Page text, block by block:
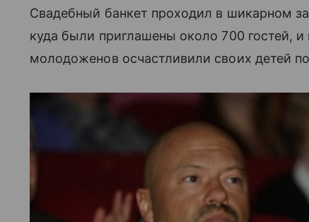
Свадебный банкет проходил в шикарном
куда были приглашены около 700 гостей,
молодоженов осчастливили своих детей